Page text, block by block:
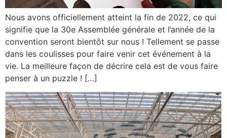
Nous avons officiellement atteint la fin de 2022, ce qui
signifie que la 30e Assemblée générale et l’année de la
convention seront bientôt sur nous ! Tellement se passe
dans les coulisses pour faire venir cet événement à la
vie. La meilleure façon de décrire cela est de vous faire
penser à un puzzle ! […]